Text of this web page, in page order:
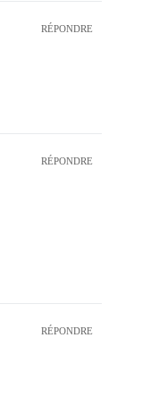
RÉPONDRE
RÉPONDRE
RÉPONDRE